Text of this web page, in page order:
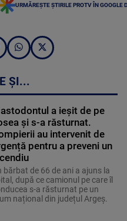
URMĂREȘTE ȘTIRILE PROTV ÎN GOOGLE
ȘI...
a ieșit de pe
și s-a răsturnat.
au intervenit de
pentru a preveni un
bărbat de 66 de ani a ajuns la
după ce camionul pe care îl
s-a răsturnat pe un
național din județul Argeș.